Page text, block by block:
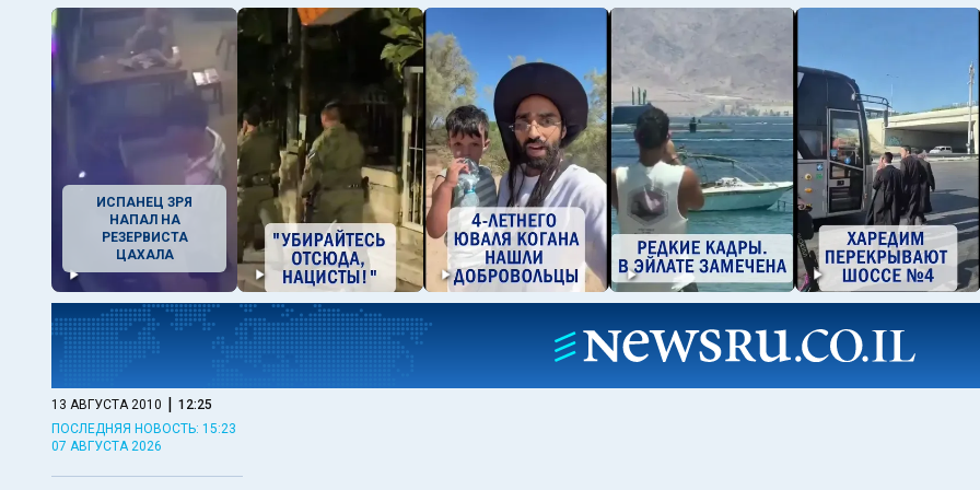
ИСПАНЕЦ ЗРЯ
НАПАЛ НА
РЕЗЕРВИСТА
ЦАХАЛА
13 АВГУСТА 2010 | 12:25
ПОСЛЕДНЯЯ НОВОСТЬ: 15:23
07 АВГУСТА 2026